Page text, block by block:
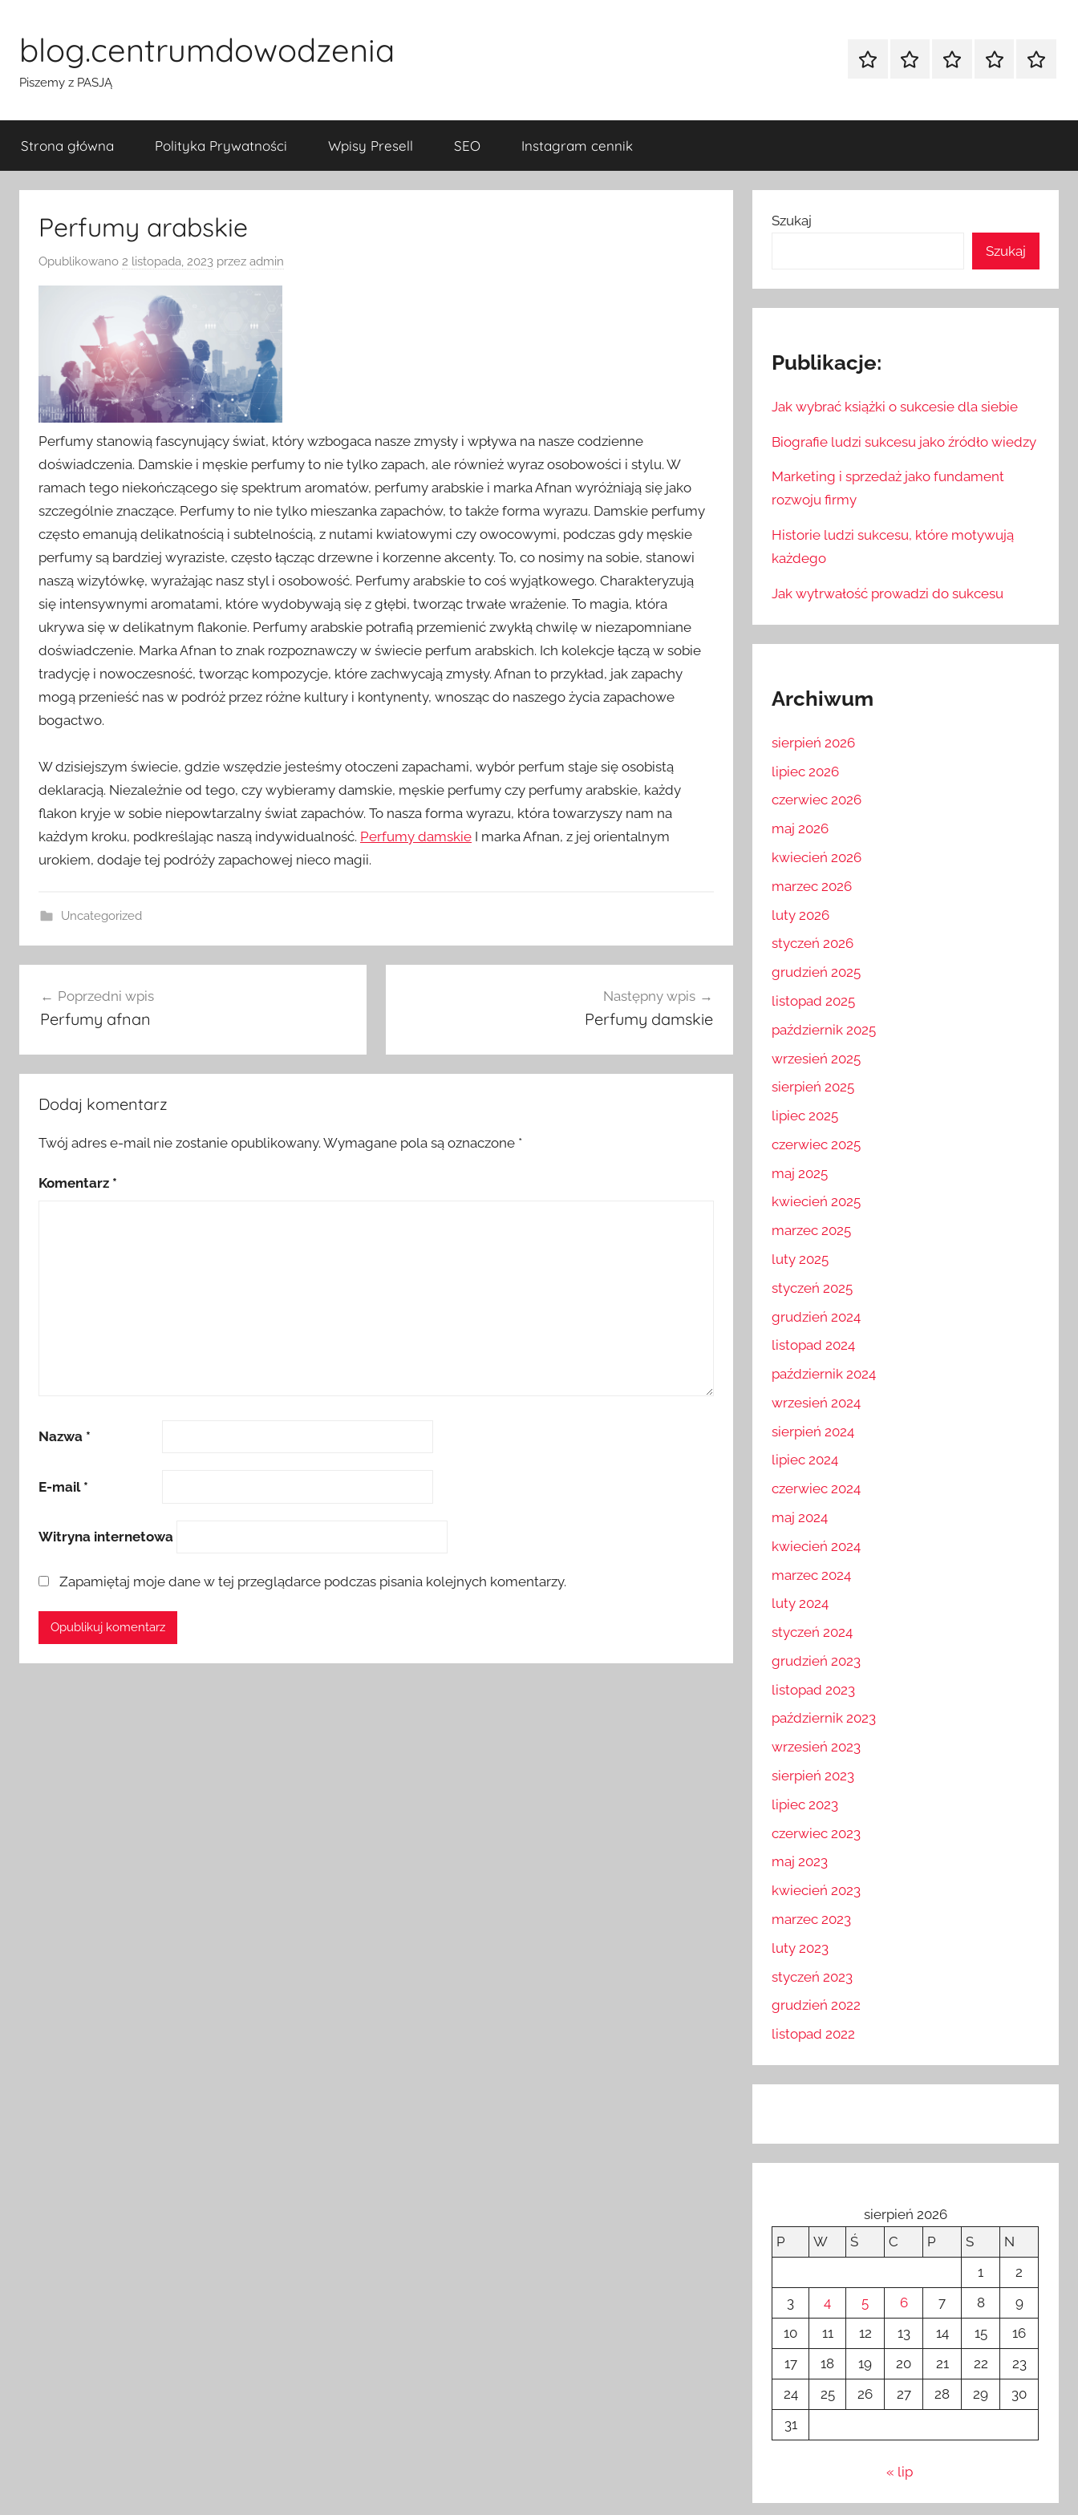
treściblog.centrumdowodzenia
Piszemy z PASJĄ
Strona
PolitykaWpisy
SEO
Strona główna Polityka Prywatności Wpisy Presell SEO Instagram cennik
Perfumy arabskie
Opublikowano 2 listopada, 2023 przez admin
Perfumy stanowią fascynujący świat, który wzbogaca nasze zmysły i wpływa na nasze codzienne
doświadczenia. Damskie i męskie perfumy to nie tylko zapach, ale również wyraz osobowości i stylu. W
ramach tego niekończącego się spektrum aromatów, perfumy arabskie i marka Afnan wyróżniają się jako
szczególnie znaczące. Perfumy to nie tylko mieszanka zapachów, to także forma wyrazu. Damskie perfumy
często emanują delikatnością i subtelnością, z nutami kwiatowymi czy owocowymi, podczas gdy męskie
perfumy są bardziej wyraziste, często łącząc drzewne i korzenne akcenty. To, co nosimy na sobie, stanowi
naszą wizytówkę, wyrażając nasz styl i osobowość. Perfumy arabskie to coś wyjątkowego. Charakteryzują
się intensywnymi aromatami, które wydobywają się z głębi, tworząc trwałe wrażenie. To magia, która
ukrywa się w delikatnym flakonie. Perfumy arabskie potrafią przemienić zwykłą chwilę w niezapomniane
doświadczenie. Marka Afnan to znak rozpoznawczy w świecie perfum arabskich. Ich kolekcje łączą w sobie
tradycję i nowoczesność, tworząc kompozycje, które zachwycają zmysły. Afnan to przykład, jak zapachy
mogą przenieść nas w podróż przez różne kultury i kontynenty, wnosząc do naszego życia zapachowe
bogactwo.
W dzisiejszym świecie, gdzie wszędzie jesteśmy otoczeni zapachami, wybór perfum staje się osobistą
deklaracją. Niezależnie od tego, czy wybieramy damskie, męskie perfumy czy perfumy arabskie, każdy
flakon kryje w sobie niepowtarzalny świat zapachów. To nasza forma wyrazu, która towarzyszy nam na
każdym kroku, podkreślając naszą indywidualność. Perfumy damskie I marka Afnan, z jej orientalnym
urokiem, dodaje tej podróży zapachowej nieco magii.
Uncategorized
wpisuPoprzedni wpis
Perfumy afnan
Następny wpis
Perfumy damskie
Dodaj komentarz
Twój adres e-mail nie zostanie opublikowany. Wymagane pola są oznaczone *
Komentarz *
Nazwa *
E-mail *
Witryna internetowa
Zapamiętaj moje dane w tej przeglądarce podczas pisania kolejnych komentarzy.
Szukaj
Szukaj
Publikacje:
Jak wybrać książki o sukcesie dla siebie
Biografie ludzi sukcesu jako źródło wiedzy
Marketing i sprzedaż jako fundament
rozwoju firmy
Historie ludzi sukcesu, które motywują
każdego
Jak wytrwałość prowadzi do sukcesu
Archiwum
sierpień 2026
lipiec 2026
czerwiec 2026
maj 2026
kwiecień 2026
marzec 2026
luty 2026
styczeń 2026
grudzień 2025
listopad 2025
październik 2025
wrzesień 2025
sierpień 2025
lipiec 2025
czerwiec 2025
maj 2025
kwiecień 2025
marzec 2025
luty 2025
styczeń 2025
grudzień 2024
listopad 2024
październik 2024
wrzesień 2024
sierpień 2024
lipiec 2024
czerwiec 2024
maj 2024
kwiecień 2024
marzec 2024
luty 2024
styczeń 2024
grudzień 2023
listopad 2023
październik 2023
wrzesień 2023
sierpień 2023
lipiec 2023
czerwiec 2023
maj 2023
kwiecień 2023
marzec 2023
luty 2023
styczeń 2023
grudzień 2022
listopad 2022
sierpień 2026
P
W Ś C P S
N
1
2
3
4 5 6 7 8
9
10
11 12 13 14 15
16
17
18 19 20 21 22
23
24
25 26 27 28 29
30
31
« lip